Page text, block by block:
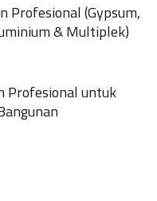
Profesional (Gypsum,
& Multiplek)
Profesional untuk